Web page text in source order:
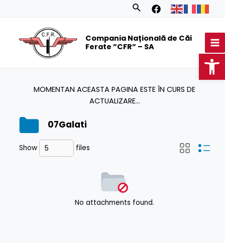
Search
Compania Națională de Căi
Ferate ”CFR” – SA
MOMENTAN ACEASTA PAGINA ESTE ÎN CURS DE
ACTUALIZARE...
07Galati
Show files
No attachments found.